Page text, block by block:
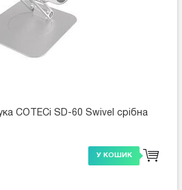
COTECi SD-60 Swivel срібна
У КОШИК